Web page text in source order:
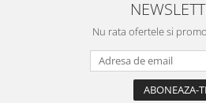
Nu rata ofertele si